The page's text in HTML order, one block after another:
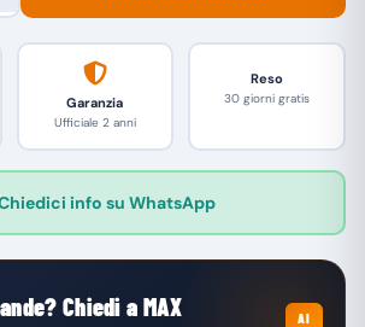
Garanzia
Ufficiale 2 anni
Reso
30 giorni gratis
info su WhatsApp
Chiedi a MAX AI